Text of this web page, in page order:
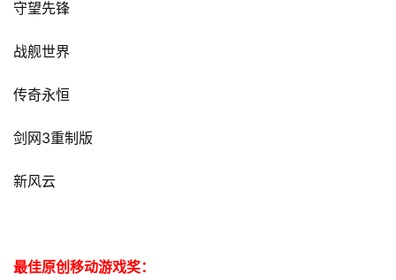
首
茶
守望先锋
战舰世界
传奇永恒
剑网 3重制版
新风云
最佳原创移动游戏奖：